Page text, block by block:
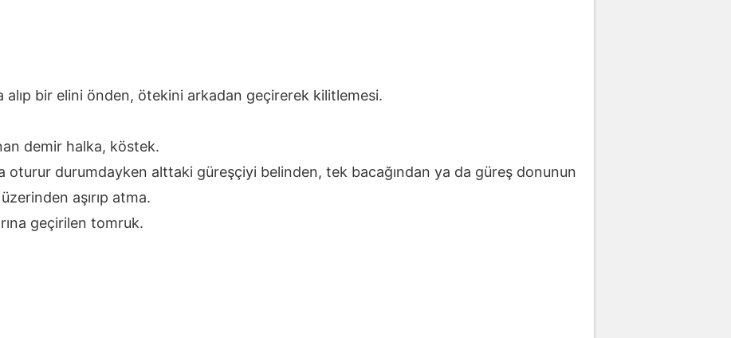
alıp bir elini önden, ötekini arkadan geçirerek kilitlemesi.
demir halka, köstek.
oturur durumdayken alttaki güreşçiyi belinden, tek bacağından ya da güreş donunun
aşırıp atma.
geçirilen tomruk.